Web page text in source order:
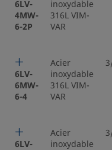
6LV-
4MW-
6-2P
inoxydable
316L VIM-
VAR
6LV-
6MW-
6-4
Acier
inoxydable
316L VIM-
VAR
6LV-
Acier
inoxydable